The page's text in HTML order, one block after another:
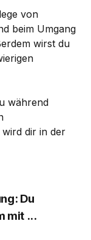
von
beim Umgang
wirst du
während
wird dir in der
Du
mit ...